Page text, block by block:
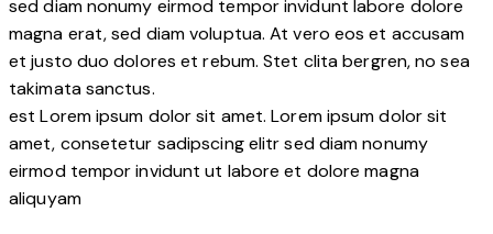
sed diam nonumy eirmod tempor invidunt labore dolore
magna erat, sed diam voluptua. At vero eos et accusam
et justo duo dolores et rebum. Stet clita bergren, no sea
takimata sanctus.
est Lorem ipsum dolor sit amet. Lorem ipsum dolor sit
amet, consetetur sadipscing elitr sed diam nonumy
eirmod tempor invidunt ut labore et dolore magna
aliquyam